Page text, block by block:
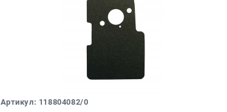
Артикул: 118804082/0